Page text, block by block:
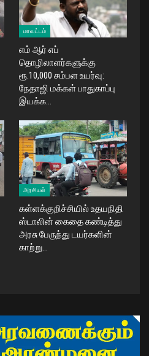
மாவட்டம்
எம் ஆர் எப்
தொழிலாளர்களுக்கு
ரூ.10,000 சம்பள உயர்வு:
நேதாஜி மக்கள் பாதுகாப்பு
இயக்க…
அரசியல்
கள்ளக்குறிச்சியில் உதயநிதி
ஸ்டாலின் கைதை கண்டித்து
அரசு பேருந்து டயர்களின்
காற்று…